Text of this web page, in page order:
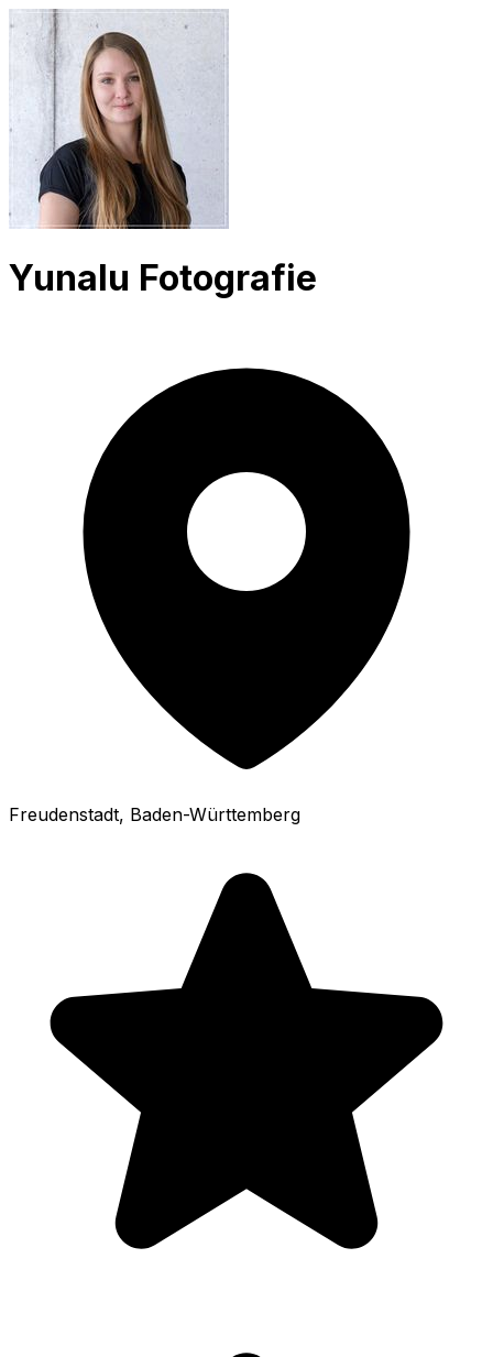
Yunalu Fotografie
Freudenstadt, Baden-Württemberg